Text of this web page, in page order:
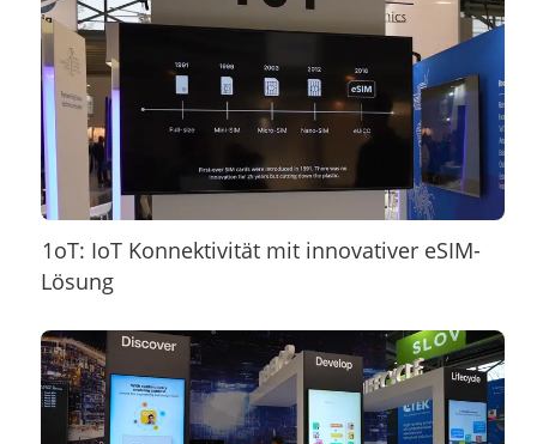
1oT: IoT Konnektivität mit innovativer eSIM-
Lösung